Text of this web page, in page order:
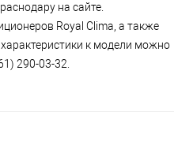
на сайте.
Royal Clima, а также
к модели можно
290-03-32.